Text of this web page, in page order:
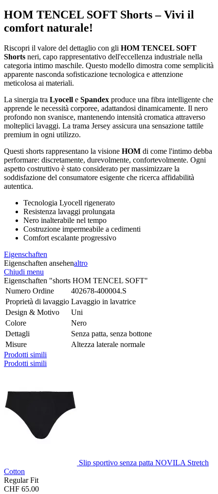
HOM TENCEL SOFT Shorts – Vivi il
comfort naturale!
Riscopri il valore del dettaglio con gli HOM TENCEL SOFT
Shorts neri, capo rappresentativo dell'eccellenza industriale nella
categoria intimo maschile. Questo modello dimostra come semplicità
apparente nasconda sofisticazione tecnologica e attenzione
meticolosa ai materiali.
La sinergia tra Lyocell e Spandex produce una fibra intelligente che
apprende le necessità corporee, adattandosi dinamicamente. Il nero
profondo non svanisce, mantenendo intensità cromatica attraverso
molteplici lavaggi. La trama Jersey assicura una sensazione tattile
premium in ogni utilizzo.
Questi shorts rappresentano la visione HOM di come l'intimo debba
performare: discretamente, durevolmente, confortevolmente. Ogni
aspetto costruttivo è stato considerato per massimizzare la
soddisfazione del consumatore esigente che ricerca affidabilità
autentica.
Tecnologia Lyocell rigenerato
Resistenza lavaggi prolungata
Nero inalterabile nel tempo
Costruzione impermeabile a cedimenti
Comfort escalante progressivo
Eigenschaften
Eigenschaften ansehenaltro
Chiudi menu
Eigenschaften "shorts HOM TENCEL SOFT"
Numero Ordine
402678-400004.S
Proprietà di lavaggio Lavaggio in lavatrice
Design & Motivo
Uni
Colore
Nero
Dettagli
Senza patta, senza bottone
Misure
Altezza laterale normale
Prodotti simili
Prodotti simili
Slip sportivo senza patta NOVILA Stretch
Cotton
Regular Fit
CHF 65.00